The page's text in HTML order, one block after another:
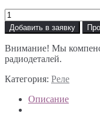
Количество
товара
РЭС
10
до
82
года
Добавить в заявку
Внимание! Мы
радиодеталей.
Категория: Реле
Описание